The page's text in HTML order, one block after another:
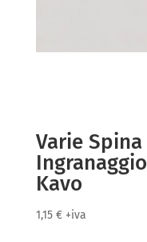
Varie Spina
Ingranaggio
Kavo
1,15 € +iva